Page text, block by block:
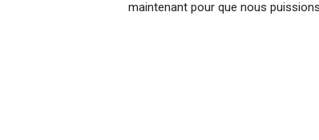
maintenant pour que nous